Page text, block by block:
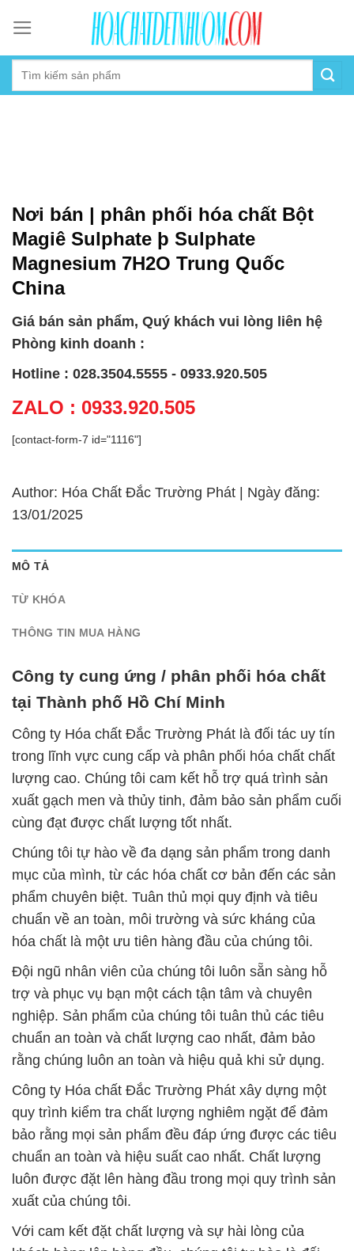
content
Nơi bán | phân phối hóa chất Bột
Magiê Sulphate þ Sulphate
Magnesium 7H2O Trung Quốc
China
Giá bán sản phẩm, Quý khách vui lòng liên hệ
Phòng kinh doanh :
Hotline : 028.3504.5555 - 0933.920.505
ZALO : 0933.920.505
[contact-form-7 id="1116"]
Author: Hóa Chất Đắc Trường Phát | Ngày đăng:
13/01/2025
MÔ TẢ
TỪ KHÓA
THÔNG TIN MUA HÀNG
Công ty cung ứng / phân phối hóa chất
tại Thành phố Hồ Chí Minh
Công ty Hóa chất Đắc Trường Phát là đối tác uy tín
trong lĩnh vực cung cấp và phân phối hóa chất chất
lượng cao. Chúng tôi cam kết hỗ trợ quá trình sản
xuất gạch men và thủy tinh, đảm bảo sản phẩm cuối
cùng đạt được chất lượng tốt nhất.
Chúng tôi tự hào về đa dạng sản phẩm trong danh
mục của mình, từ các hóa chất cơ bản đến các sản
phẩm chuyên biệt. Tuân thủ mọi quy định và tiêu
chuẩn về an toàn, môi trường và sức kháng của
hóa chất là một ưu tiên hàng đầu của chúng tôi.
Đội ngũ nhân viên của chúng tôi luôn sẵn sàng hỗ
trợ và phục vụ bạn một cách tận tâm và chuyên
nghiệp. Sản phẩm của chúng tôi tuân thủ các tiêu
chuẩn an toàn và chất lượng cao nhất, đảm bảo
rằng chúng luôn an toàn và hiệu quả khi sử dụng.
Công ty Hóa chất Đắc Trường Phát xây dựng một
quy trình kiểm tra chất lượng nghiêm ngặt để đảm
bảo rằng mọi sản phẩm đều đáp ứng được các tiêu
chuẩn an toàn và hiệu suất cao nhất. Chất lượng
luôn được đặt lên hàng đầu trong mọi quy trình sản
xuất của chúng tôi.
Với cam kết đặt chất lượng và sự hài lòng của